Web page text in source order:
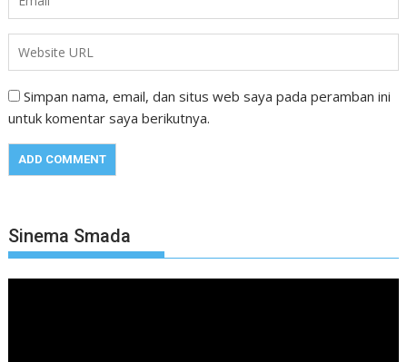
Simpan nama, email, dan situs web saya pada peramban ini
untuk komentar saya berikutnya.
Sinema Smada